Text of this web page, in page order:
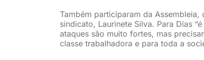
Também participaram da
sindicato, Laurinete Silva. Para Dias
ataques são muito fortes, mas
classe trabalhadora e para toda a